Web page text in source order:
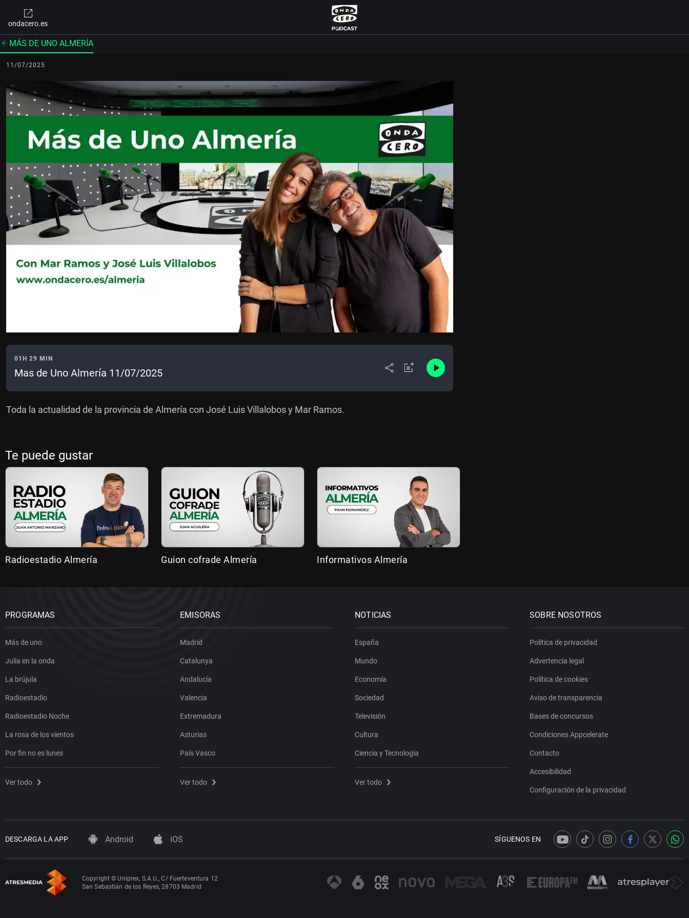
ondacero.es
MÁS DE UNO ALMERÍA
11/07/2025
01H 29 MIN
Mas de Uno Almería 11/07/2025
Toda la actualidad de la provincia de Almería con José Luis Villalobos y Mar Ramos.
Te puede gustar
Radioestadio Almería Guion cofrade Almería Informativos Almería
PROGRAMAS
Más de uno
Julia en la onda
La brújula
Radioestadio
Radioestadio Noche
La rosa de los vientos
Por fin no es lunes
Ver todo
EMISORAS
Madrid
Catalunya
Andalucía
Valencia
Extremadura
Asturias
País Vasco
Ver todo
NOTICIAS
España
Mundo
Economía
Sociedad
Televisión
Cultura
Ciencia y Tecnología
Ver todo
SOBRE NOSOTROS
Política de privacidad
Advertencia legal
Política de cookies
Aviso de transparencia
Bases de concursos
Condiciones Appcelerate
Contacto
Accesibilidad
Configuración de la privacidad
DESCARGA LA APP Android iOS SÍGUENOS EN
Copyright © Uniprex, S.A.U., C/ Fuerteventura 12
San Sebastián de los Reyes, 28703 Madrid